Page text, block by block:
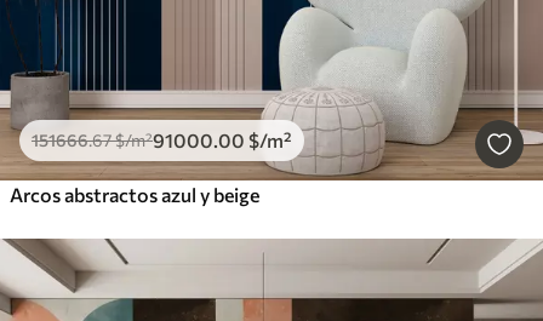
151666.67$/m²91000 .00 $/m²
Arcos abstractos azul y beige